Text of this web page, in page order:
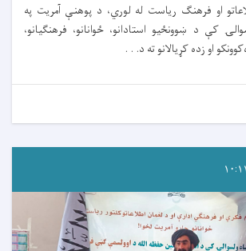
او فرهنګ ریاست له لوري، د پوهنې آمریت په
کې د ښوونځیو استادانو، ځوانانو، فرهنګیانو،
او زده کړیالانو ته د. . .